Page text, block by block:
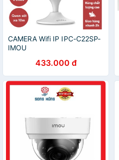
CAMERA Wifi IP IPC-C22SP-
IMOU
433.000 đ